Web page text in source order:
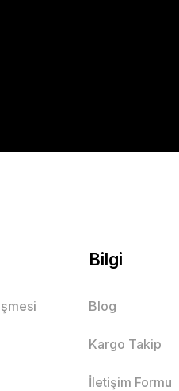
Bilgi
Blog
Kargo Takip
İletişim Formu